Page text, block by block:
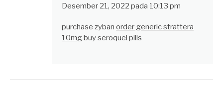
Desember 21, 2022 pada 10:13 pm
purchase zyban order generic strattera
10mgbuy seroquel pills